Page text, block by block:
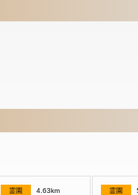
霊園 4.63km 霊園